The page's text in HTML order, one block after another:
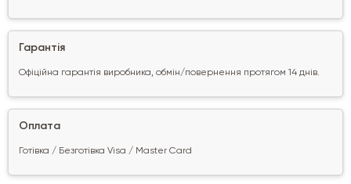
Гарантія
Офіційна гарантія виробника, обмін/повернення протягом 14 днів.
Оплата
Готівка / Безготівка Visa / Master Card